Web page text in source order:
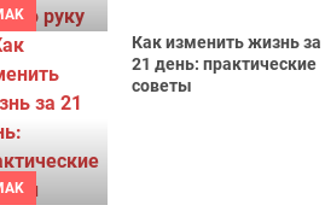
Как изменить жизнь за
21 день: практические
советы